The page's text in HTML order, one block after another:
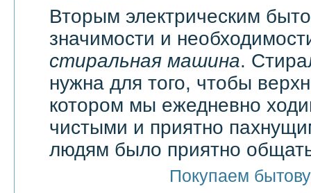
Вторым электрическим
значимости и
стиральная машина.
нужна для того, чтобы
котором мы ежедневно
чистыми и приятно
людям было приятно
Покупаем